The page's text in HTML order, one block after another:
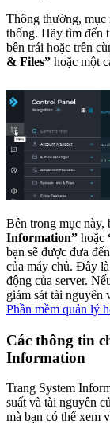
Thông thường, mục
thống. Hãy tìm đến
bên trái hoặc trên
& Files” hoặc một
Bên trong mục này,
Information” hoặc
bạn sẽ được đưa
của máy chủ. Đây
động của server.
giám sát tài nguyên
Phần mềm quản lý
Các thông tin
Information
Trang System
suất và tài nguyên
mà bạn có thể xem